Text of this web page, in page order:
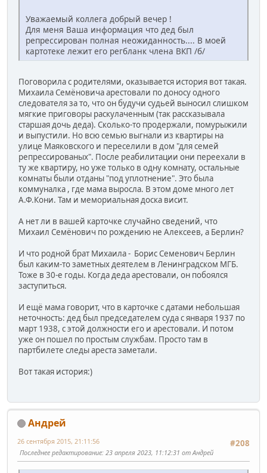
Уважаемый коллега добрый вечер !
Для меня Ваша информация что дед был
репрессирован полная неожиданность.... В моей
картотеке лежит его регбланк члена ВКП /б/
Поговорила с родителями, оказывается история вот такая.
Михаила Семёновича арестовали по доносу одного
следователя за то, что он будучи судьей выносил слишком
мягкие приговоры раскулаченным (так рассказывала
старшая дочь деда). Сколько-то продержали, помурыжили
и выпустили. Но всю семью выгнали из квартиры на
улице Маяковского и переселили в дом "для семей
репрессированых". После реабилитации они переехали в
ту же квартиру, но уже только в одну комнату, остальные
комнаты были отданы "под уплотнение". Это была
коммуналка , где мама выросла. В этом доме много лет
А.Ф.Кони. Там и мемориальная доска висит.
А нет ли в вашей карточке случайно сведений, что
Михаил Семёнович по рождению не Алексеев, а Берлин?
И что родной брат Михаила - Борис Семенович Берлин
был каким-то заметных деятелем в Ленинградском МГБ.
Тоже в 30-е годы. Когда деда арестовали, он побоялся
заступиться.
И ещё мама говорит, что в карточке с датами небольшая
неточность: дед был председателем суда с января 1937 по
март 1938, с этой должности его и арестовали. И потом
уже он пошел по простым службам. Просто там в
партбилете следы ареста заметали.
Вот такая история:)
Андрей
#208
26 сентября 2015, 21:11:56
Последнее редактирование: 23 апреля 2023, 11:12:31 от Андрей